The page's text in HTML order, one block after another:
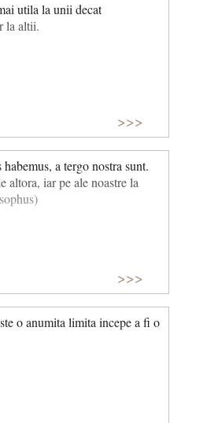
utila la unii decat
la altii.
>>>
a tergo nostra sunt.
altora, iar pe ale noastre la
>>>
o anumita limita incepe a fi o